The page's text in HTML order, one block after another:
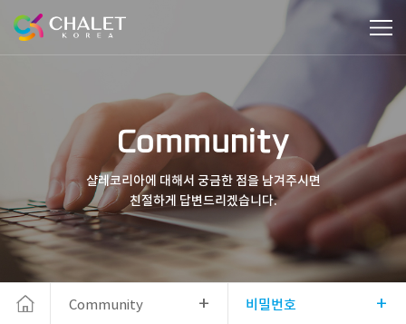
Community
샬레코리아에 대해서 궁금한 점을 남겨주시면
친절하게 답변드리겠습니다.
Community + 비밀번호 +